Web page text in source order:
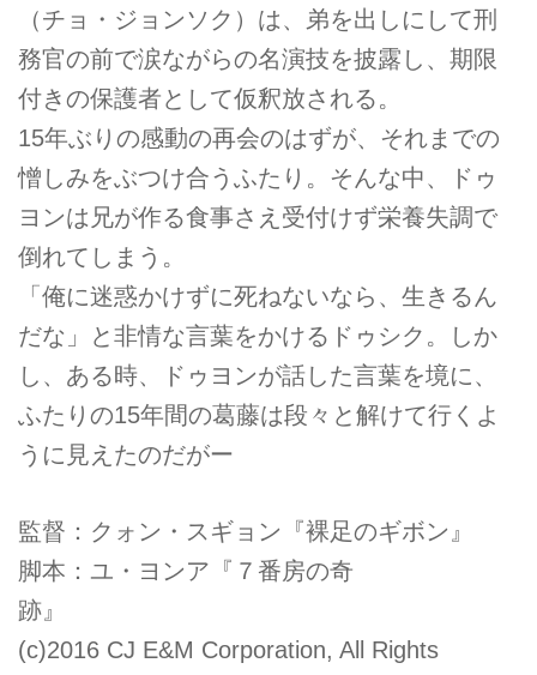
（チョ・ジョンソク）は、弟を出しにして刑
務官の前で涙ながらの名演技を披露し、期限
付きの保護者として仮釈放される。
15年ぶりの感動の再会のはずが、それまでの
憎しみをぶつけ合うふたり。そんな中、ドゥ
ヨンは兄が作る食事さえ受付けず栄養失調で
倒れてしまう。
「俺に迷惑かけずに死ねないなら、生きるん
だな」と非情な言葉をかけるドゥシク。しか
し、ある時、ドゥヨンが話した言葉を境に、
ふたりの15年間の葛藤は段々と解けて行くよ
うに見えたのだがー
監督：クォン・スギョン『裸足のギボン』
脚本：ユ・ヨンア『７番房の奇
跡』
(c)2016 CJ E&M Corporation, All Rights